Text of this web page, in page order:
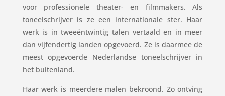
voor professionele theater- en filmmakers. Als
toneelschrijver is ze een internationale ster. Haar
werk is in tweeëntwintig talen vertaald en in meer
dan vijfendertig landen opgevoerd. Ze is daarmee de
meest opgevoerde Nederlandse toneelschrijver in
het buitenland.
Haar werk is meerdere malen bekroond. Zo ontving